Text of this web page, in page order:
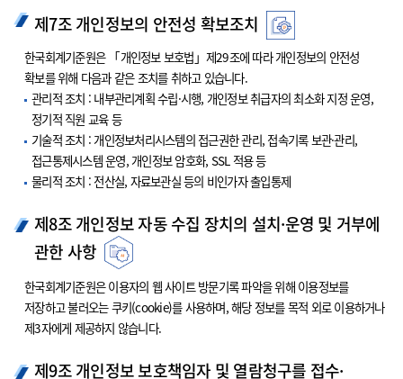
제7조 개인정보의 안전성 확보조치
한국회계기준원은 「개인정보 보호법」제29조에 따라 개인정보의 안전성
확보를 위해 다음과 같은 조치를 취하고 있습니다.
관리적 조치 : 내부관리계획 수립·시행, 개인정보 취급자의 최소화 지정 운영,
정기적 직원 교육 등
기술적 조치 : 개인정보처리시스템의 접근권한 관리, 접속기록 보관·관리,
접근통제시스템 운영, 개인정보 암호화, SSL 적용 등
물리적 조치 : 전산실, 자료보관실 등의 비인가자 출입통제
제8조 개인정보 자동 수집 장치의 설치·운영 및 거부에
관한 사항
한국회계기준원은 이용자의 웹 사이트 방문기록 파악을 위해 이용정보를
저장하고 불러오는 쿠키(cookie)를 사용하며, 해당 정보를 목적 외로 이용하거나
제3자에게 제공하지 않습니다.
제9조 개인정보 보호책임자 및 열람청구를 접수·